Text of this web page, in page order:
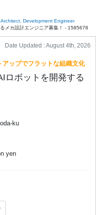
Architect, Development Engineer
メカ設計エンジニア募集！ - 1585678
Date Updated :August 4th, 2026
ップでフラットな組織文化
ボットを開発する
ku
yen